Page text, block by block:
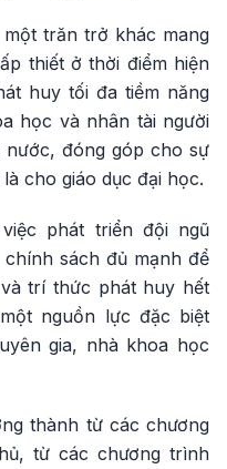
trăn trở khác mang
thiết ở thời điểm hiện
huy tối đa tiềm năng
học và nhân tài người
nước, đóng góp cho sự
cho giáo dục đại học.
phát triển đội ngũ
sách đủ mạnh để
trí thức phát huy hết
nguồn lực đặc biệt
gia, nhà khoa học
thành từ các chương
từ các chương trình